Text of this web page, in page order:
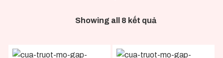
Showing all 8 kết quả